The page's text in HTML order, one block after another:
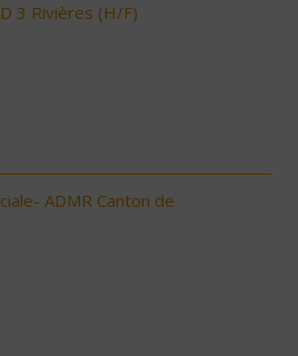
3 Rivières (H/F)
ADMR Canton de